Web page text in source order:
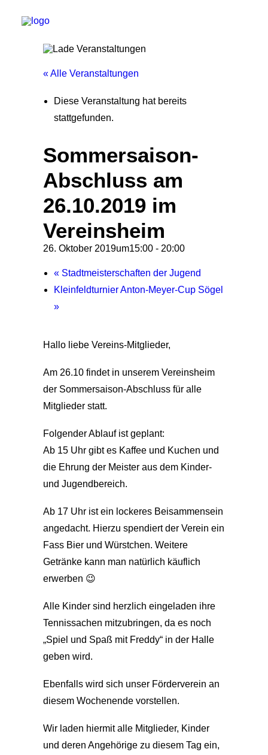
Der Verein
Tennisanlage & Clubheim
Ordnung
Kontakt
« Alle Veranstaltungen
Diese Veranstaltung hat bereits
stattgefunden.
Sommersaison-
Abschluss am
26.10.2019 im
Vereinsheim
26. Oktober 2019um15:00 - 20:00
« Stadtmeisterschaften der Jugend
Kleinfeldturnier Anton-Meyer-Cup Sögel
»
Hallo liebe Vereins-Mitglieder,
Am 26.10 findet in unserem Vereinsheim
der Sommersaison-Abschluss für alle
Mitglieder statt.
Folgender Ablauf ist geplant:
Ab 15 Uhr gibt es Kaffee und Kuchen und
die Ehrung der Meister aus dem Kinder-
und Jugendbereich.
Ab 17 Uhr ist ein lockeres Beisammensein
angedacht. Hierzu spendiert der Verein ein
Fass Bier und Würstchen. Weitere
Getränke kann man natürlich käuflich
erwerben 😉
Alle Kinder sind herzlich eingeladen ihre
Tennissachen mitzubringen, da es noch
„Spiel und Spaß mit Freddy“ in der Halle
geben wird.
Ebenfalls wird sich unser Förderverein an
diesem Wochenende vorstellen.
Wir laden hiermit alle Mitglieder, Kinder
und deren Angehörige zu diesem Tag ein,